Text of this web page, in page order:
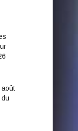
août